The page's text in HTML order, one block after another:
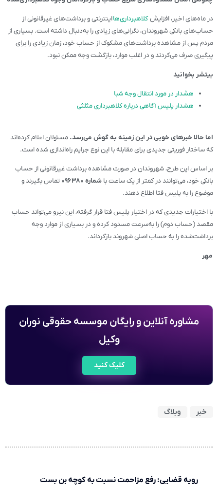
در ماه‌های اخیر، افزایشکلاهبرداری‌هااینترنتی و برداشت‌های غیرقانونی از
حساب‌های بانکی شهروندان، نگرانی‌های زیادی را به‌دنبال داشته است. بسیاری از
مردم پس از مشاهده برداشت‌های مشکوک از حساب خود، زمان زیادی را برای
پیگیری صرف می‌کردند و در اغلب موارد، بازگشت وجه ممکن نبود.
بیتشر بخوانید
هشدار در مورد انتقال وجه شبا
هشدار پلیس آگاهی درباره کلاهبرداری مثلثی
اما حالا خبرهای خوبی در این زمینه به گوش می‌رسد. مسئولان اعلام کرده‌اند
که ساختار فوریتی جدیدی برای مقابله با این نوع جرایم راه‌اندازی شده است.
بر اساس این طرح، شهروندان در صورت مشاهده برداشت غیرقانونی از حساب
بانکی خود، می‌توانند در کمتر از یک ساعت با شماره ۰۹۶۳۸۰
تماس بگیرند و
موضوع را به پلیس فتا اطلاع دهند.
با اختیارات جدیدی که در اختیار پلیس فتا قرار گرفته، این نیرو می‌تواند حساب
مقصد (حساب دوم) را به‌سرعت مسدود کرده و در بسیاری از موارد وجه
برداشت‌شده را به حساب اصلی شهروند بازگرداند.
مهر
مشاوره آنلاین و رایگان موسسه حقوقی نوران
وکیل
کلیک کنید
خبر وبلاگ
رویه قضایی: رفع مزاحمت نسبت به کوچه بن بست